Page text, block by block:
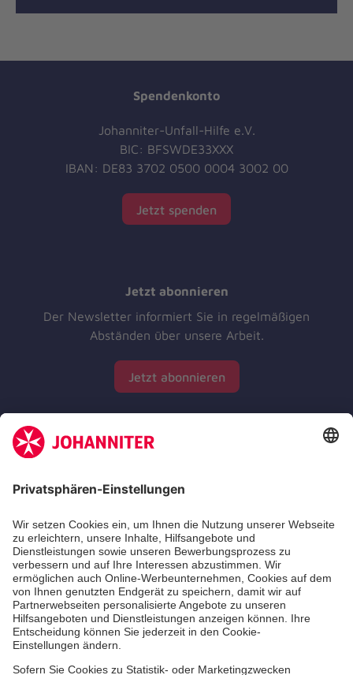
Spendenkonto
Johanniter-Unfall-Hilfe e.V.
BIC: BFSWDE33XXX
IBAN: DE83 3702 0500 0004 3002 00
Jetzt spenden
Jetzt abonnieren
Der Newsletter informiert Sie in regelmäßigen
Abständen über unsere Arbeit.
Jetzt abonnieren
Zertifizierung der Johanniter-Unfall-Hilfe e.V.
Aus- & Fortbildungen
Erste-Hilfe-Kurse
Jobs & Ehrenamt
Freiwilligendienst